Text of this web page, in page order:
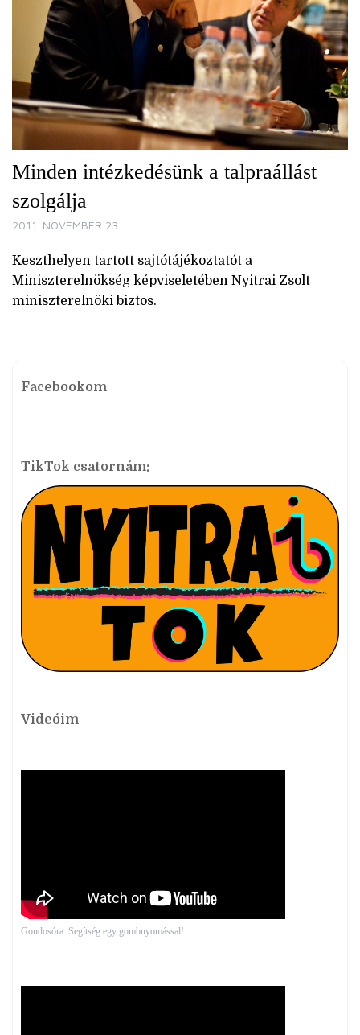
Minden intézkedésünk a talpraállást
szolgálja
2011. NOVEMBER 23.
Keszthelyen tartott sajtótájékoztatót a
Miniszterelnökség képviseletében Nyitrai Zsolt
miniszterelnöki biztos.
Facebookom
TikTok csatornám:
Videóim
Gondosóra: Segítség egy gombnyomással!